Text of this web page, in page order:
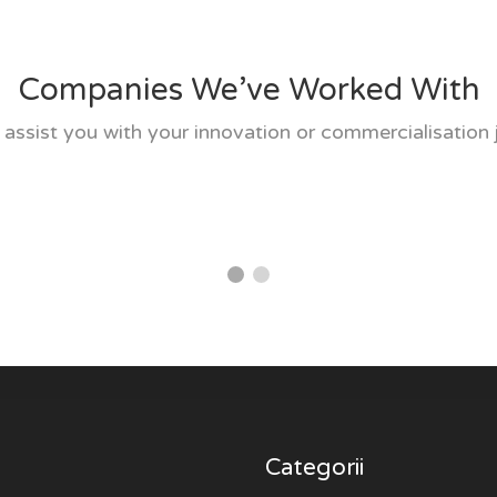
Companies We’ve Worked With
assist you with your innovation or commercialisation
Categorii